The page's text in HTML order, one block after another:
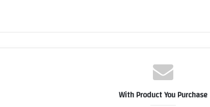
With Product You Purchase